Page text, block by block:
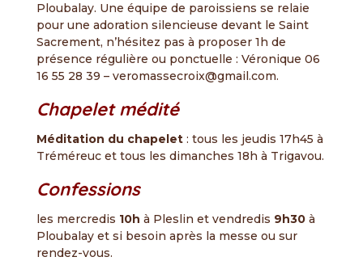
Ploubalay. Une équipe de paroissiens se relaie
pour une adoration silencieuse devant le Saint
Sacrement, n’hésitez pas à proposer 1h de
présence régulière ou ponctuelle : Véronique 06
16 55 28 39 – veromassecroix@gmail.com.
Chapelet médité
Méditation du chapelet : tous les jeudis 17h45 à
Tréméreuc et tous les dimanches 18h à Trigavou.
Confessions
les mercredis 10h à Pleslin et vendredis 9h30à
Ploubalay et si besoin après la messe ou sur
rendez-vous.